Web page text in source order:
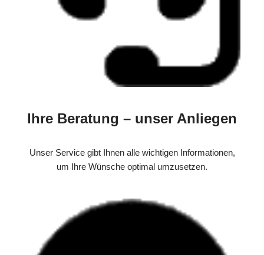
Ihre Beratung – unser Anliegen
Unser Service gibt Ihnen alle wichtigen Informationen,
um Ihre Wünsche optimal umzusetzen.